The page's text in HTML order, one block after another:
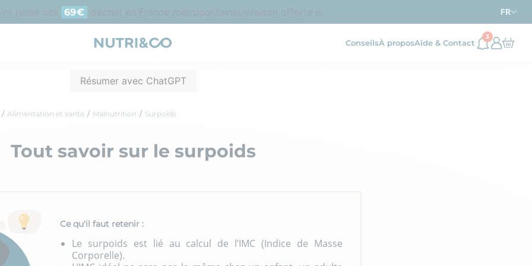
69€ d’achat en France métropolitaine d’achat en FranceFR
ConseilsÀ proposAide & Contact
3
Résumer avec ChatGPT
Alimentation et santé Malnutrition Surpoids
Tout savoir sur le surpoids
Ce qu'il faut retenir :
Le surpoids est lié au calcul de l’IMC (Indice de Masse
Corporelle).